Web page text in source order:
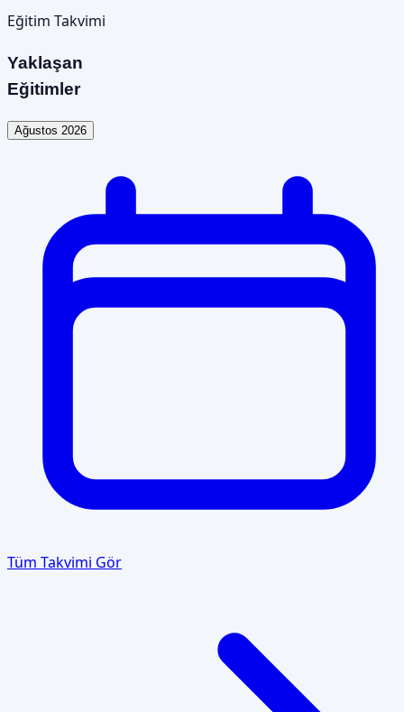
Eğitim Takvimi
Yaklaşan
Eğitimler
Ağustos 2026
Tüm Takvimi Gör